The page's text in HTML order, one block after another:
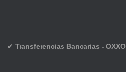
✔ Transferencias Bancarias - OXXO